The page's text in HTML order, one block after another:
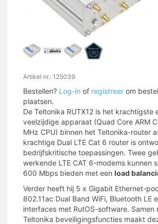
Artikel nr.: 125039
Bestellen? Log-in of registreer om
plaatsen.
De Teltonika RUTX12 is het krachtigste
veelzijdige apparaat (Quad Core ARM
MHz CPU) binnen het Teltonika-router
krachtige Dual LTE Cat 6 router is
bedrijfskritische toepassingen. Twee
werkende LTE CAT 6-modems kunnen
600 Mbps bieden met een load
Verder heeft hij 5 x Gigabit Ethernet-
802.11ac Dual Band WiFi, Bluetooth LE
interfaces met RutOS-software. Samen
Teltonika beveiligingsfuncties maakt